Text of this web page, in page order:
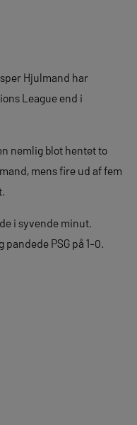
Hjulmand har
League end i
nemlig blot hentet to
mens fire ud af fem
i syvende minut.
PSG på 1-0.